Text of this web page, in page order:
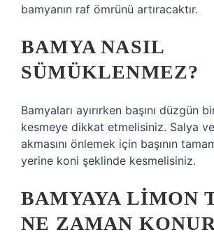
bamyanın raf ömrünü artıracaktır.
BAMYA NASIL
SÜMÜKLENMEZ?
Bamyaları ayırırken başını düzgün
kesmeye dikkat etmelisiniz. Salya
akmasını önlemek için başının
yerine koni şeklinde kesmelisiniz.
BAMYAYA LIMON
NE ZAMAN